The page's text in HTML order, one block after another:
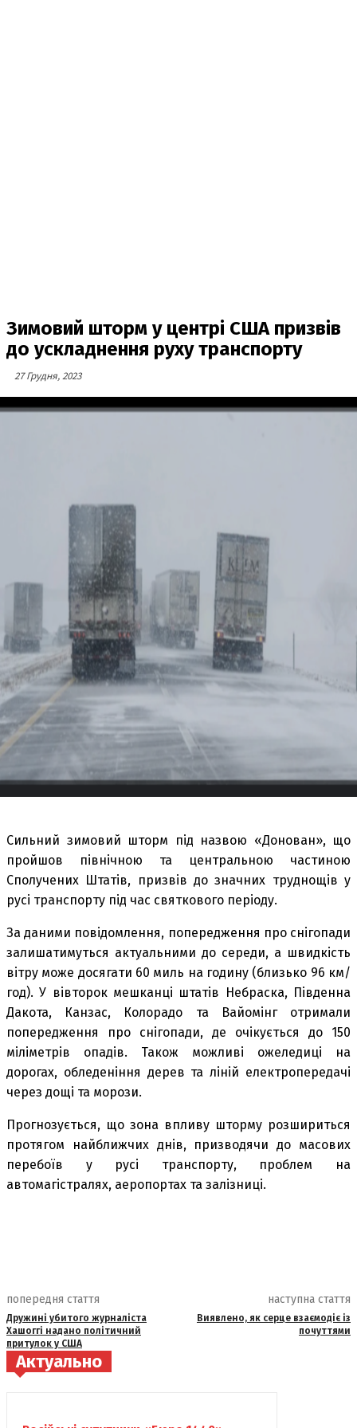
Зимовий шторм у центрі США призвів
до ускладнення руху транспорту
27 Грудня, 2023
Сильний зимовий шторм під назвою «Донован», що
пройшов північною та центральною частиною
Сполучених Штатів, призвів до значних труднощів у
русі транспорту під час святкового періоду.
За даними повідомлення, попередження про снігопади
залишатимуться актуальними до середи, а швидкість
вітру може досягати 60 миль на годину (близько 96 км/
год). У вівторок мешканці штатів Небраска, Південна
Дакота, Канзас, Колорадо та Вайомінг отримали
попередження про снігопади, де очікується до 150
міліметрів опадів. Також можливі ожеледиці на
дорогах, обледеніння дерев та ліній електропередачі
через дощі та морози.
Прогнозується, що зона впливу шторму розшириться
протягом найближчих днів, призводячи до масових
перебоїв у русі транспорту, проблем на
автомагістралях, аеропортах та залізниці.
попередня стаття
Дружині убитого журналіста
Хашоггі надано політичний
притулок у США
наступна стаття
Виявлено, як серце взаємодіє із
почуттями
Актуально